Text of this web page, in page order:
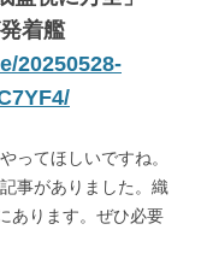
着艦
20250528-
ってほしいですね。
事がありました。織
あります。ぜひ必要